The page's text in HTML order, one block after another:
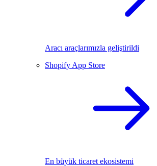
Aracı araçlarımızla geliştirildi
Shopify App Store
En büyük ticaret ekosistemi